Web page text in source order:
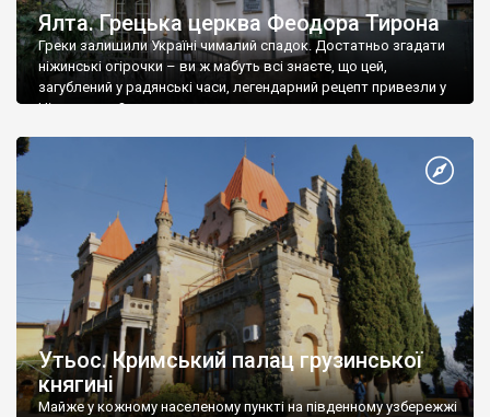
Ялта. Грецька церква Феодора Тирона
Греки залишили Україні чималий спадок. Достатньо згадати
ніжинські огірочки – ви ж мабуть всі знаєте, що цей,
загублений у радянські часи, легендарний рецепт привезли у
Ніжин греки?
Утьос. Кримський палац грузинської
княгині
Майже у кожному населеному пункті на південному узбережжі